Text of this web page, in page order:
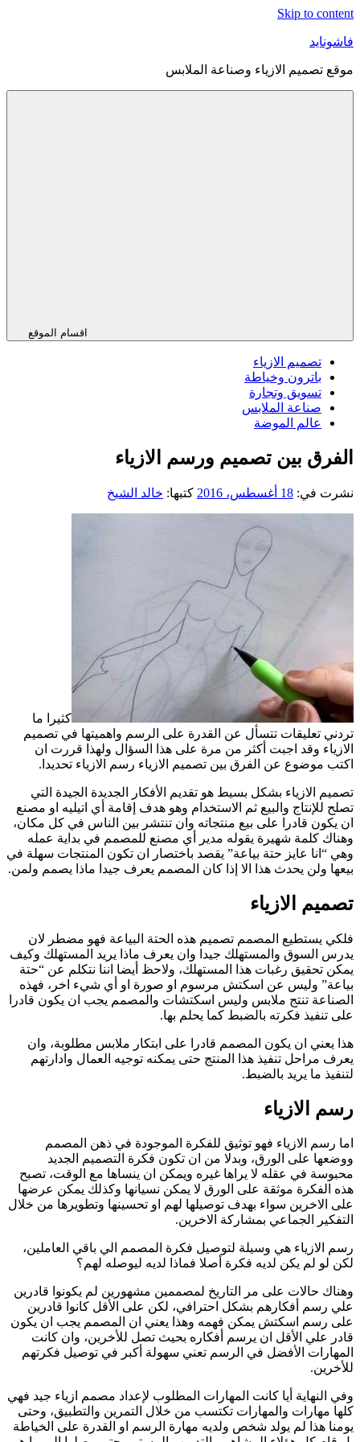
Skip to content
فاشونايد
موقع تصميم الازياء وصناعة الملابس
اقسام الموقع
تصميم الازياء
باترون وخياطة
تسويق وتجارة
صناعة الملابس
عالم الموضة
الفرق بين تصميم ورسم الازياء
نشرت في: 18 أغسطس، 2016 كتبها: خالد الشيخ
كثيرا ما
تردني تعليقات تتسأل عن القدرة على الرسم واهميتها في تصميم
الازياء وقد اجبت أكثر من مرة على هذا السؤال ولهذا قررت ان
اكتب موضوع عن الفرق بين تصميم الازياء رسم الازياء تحديدا.
تصميم الازياء بشكل بسيط هو تقديم الأفكار الجديدة الجيدة التي
تصلح للإنتاج والبيع ثم الاستخدام وهو هدف إقامة أي اتيليه او مصنع
ان يكون قادرا على بيع منتجاته وان تنتشر بين الناس في كل مكان،
وهناك كلمة شهيرة يقوله مدير أي مصنع للمصمم في بداية عمله
وهي “انا عايز حتة بياعة” يقصد باختصار ان تكون المنتجات سهلة في
بيعها ولن يحدث هذا الا إذا كان المصمم يعرف جيدا ماذا يصمم ولمن.
تصميم الازياء
فلكي يستطيع المصمم تصميم هذه الحتة البياعة فهو مضطر لان
يدرس السوق والمستهلك جيدا وان يعرف ماذا يريد المستهلك وكيف
يمكن تحقيق رغبات هذا المستهلك، ولاحظ أيضا اننا نتكلم عن “حتة
بياعة” وليس عن اسكتش مرسوم او صورة او أي شيء اخر، فهذه
الصناعة تنتج ملابس وليس اسكتشات والمصمم يجب ان يكون قادرا
على تنفيذ فكرته بالضبط كما يحلم بها.
هذا يعني ان يكون المصمم قادرا على ابتكار ملابس مطلوبة، وان
يعرف مراحل تنفيذ هذا المنتج حتى يمكنه توجيه العمال وادارتهم
لتنفيذ ما يريد بالضبط.
رسم الازياء
اما رسم الازياء فهو توثيق للفكرة الموجودة في ذهن المصمم
ووضعها على الورق، وبدلا من ان تكون فكرة التصميم الجديد
محبوسة في عقله لا يراها غيره ويمكن ان ينساها مع الوقت، تصبح
هذه الفكرة موثقة على الورق لا يمكن نسيانها وكذلك يمكن عرضها
على الاخرين سواء بهدف توصيلها لهم او تحسينها وتطويرها من خلال
التفكير الجماعي بمشاركة الاخرين.
رسم الازياء هي وسيلة لتوصيل فكرة المصمم الي باقي العاملين،
لكن لو لم يكن لديه فكرة أصلا فماذا لديه ليوصله لهم؟
وهناك حالات على مر التاريخ لمصممين مشهورين لم يكونوا قادرين
علي رسم أفكارهم بشكل احترافي، لكن على الأقل كانوا قادرين
على رسم اسكتش يمكن فهمه وهذا يعني ان المصمم يجب ان يكون
قادر علي الأقل ان يرسم أفكاره بحيث تصل للأخرين، وان كانت
المهارات الأفضل في الرسم تعني سهولة أكبر في توصيل فكرتهم
للأخرين.
وفي النهاية أيا كانت المهارات المطلوب لإعداد مصمم ازياء جيد فهي
كلها مهارات والمهارات تكتسب من خلال التمرين والتطبيق، وحتى
يومنا هذا لم يولد شخص ولديه مهارة الرسم او القدرة على الخياطة